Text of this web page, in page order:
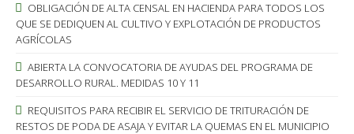
OBLIGACIÓN DE ALTA CENSAL EN HACIENDA PARA TODOS LOS
QUE SE DEDIQUEN AL CULTIVO Y EXPLOTACIÓN DE PRODUCTOS
AGRÍCOLAS
ABIERTA LA CONVOCATORIA DE AYUDAS DEL PROGRAMA DE
DESARROLLO RURAL. MEDIDAS 10 Y 11
REQUISITOS PARA RECIBIR EL SERVICIO DE TRITURACIÓN DE
RESTOS DE PODA DE ASAJA Y EVITAR LA QUEMAS EN EL MUNICIPIO